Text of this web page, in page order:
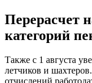
Перерасчет
категорий
Также с 1 августа
летчиков и